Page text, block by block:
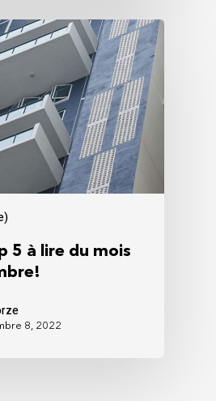
5 à lire du mois
8, 2022